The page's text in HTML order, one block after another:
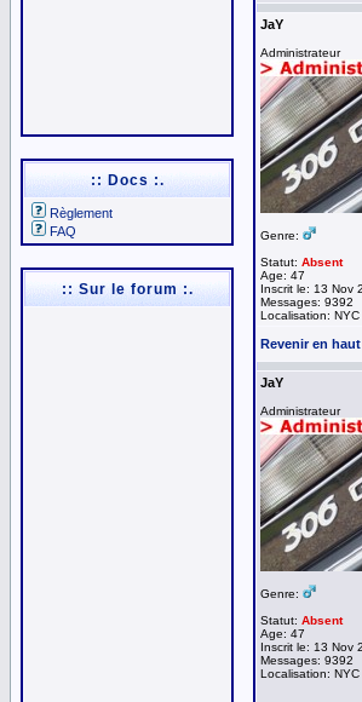
:: Docs :.
Règlement
FAQ
:: Sur le forum :.
JaY
Administrateur
Genre:
Statut: Absent
Age: 47
Inscrit le: 13 Nov
Messages: 9392
Localisation: NYC
Revenir en
JaY
Administrateur
Genre:
Statut: Absent
Age: 47
Inscrit le: 13 Nov
Messages: 9392
Localisation: NYC